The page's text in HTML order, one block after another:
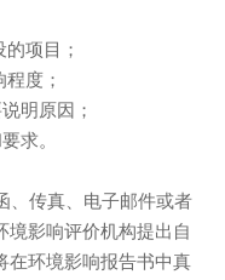
项目；
度；
明原因；
求。
传真、电子邮件或者
境影响评价机构提出自
在环境影响报告书中真